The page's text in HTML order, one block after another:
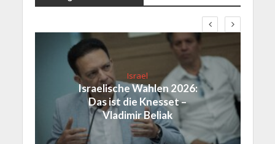
Israel
Israelische Wahlen 2026:
Das ist die Knesset –
Vladimir Beliak